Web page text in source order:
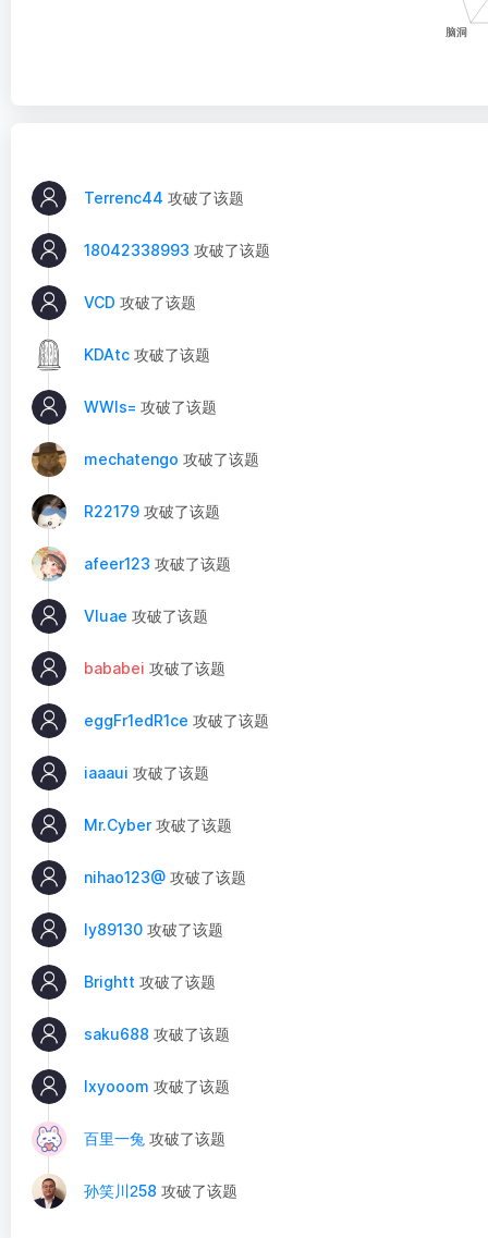
Terrenc44 攻破了该题
18042338993 攻破了该题
VCD 攻破了该题
KDAtc 攻破了该题
WWls= 攻破了该题
mechatengo 攻破了该题
R22179 攻破了该题
afeer123 攻破了该题
Vluae 攻破了该题
bababei 攻破了该题
eggFr1edR1ce 攻破了该题
iaaaui 攻破了该题
Mr.Cyber 攻破了该题
nihao123@ 攻破了该题
ly89130 攻破了该题
Brightt 攻破了该题
saku688 攻破了该题
lxyooom 攻破了该题
百里一兔 攻破了该题
孙笑川ᒿ58 攻破了该题